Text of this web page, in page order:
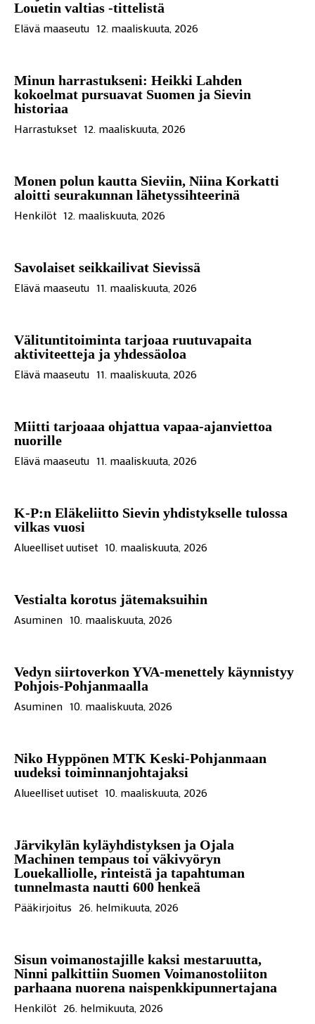
Louetin valtias -tittelistä
Elävä maaseutu 12. maaliskuuta, 2026
Minun harrastukseni: Heikki Lahden
kokoelmat pursuavat Suomen ja Sievin
historiaa
Harrastukset 12. maaliskuuta, 2026
Monen polun kautta Sieviin, Niina Korkatti
aloitti seurakunnan lähetyssihteerinä
Henkilöt 12. maaliskuuta, 2026
Savolaiset seikkailivat Sievissä
Elävä maaseutu 11. maaliskuuta, 2026
Välituntitoiminta tarjoaa ruutuvapaita
aktiviteetteja ja yhdessäoloa
Elävä maaseutu 11. maaliskuuta, 2026
Miitti tarjoaaa ohjattua vapaa-ajanviettoa
nuorille
Elävä maaseutu 11. maaliskuuta, 2026
K-P:n Eläkeliitto Sievin yhdistykselle tulossa
vilkas vuosi
Alueelliset uutiset 10. maaliskuuta, 2026
Vestialta korotus jätemaksuihin
Asuminen 10. maaliskuuta, 2026
Vedyn siirtoverkon YVA-menettely käynnistyy
Pohjois-Pohjanmaalla
Asuminen 10. maaliskuuta, 2026
Niko Hyppönen MTK Keski-Pohjanmaan
uudeksi toiminnanjohtajaksi
Alueelliset uutiset 10. maaliskuuta, 2026
Järvikylän kyläyhdistyksen ja Ojala
Machinen tempaus toi väkivyöryn
Louekalliolle, rinteistä ja tapahtuman
tunnelmasta nautti 600 henkeä
Pääkirjoitus 26. helmikuuta, 2026
Sisun voimanostajille kaksi mestaruutta,
Ninni palkittiin Suomen Voimanostoliiton
parhaana nuorena naispenkkipunnertajana
Henkilöt 26. helmikuuta, 2026